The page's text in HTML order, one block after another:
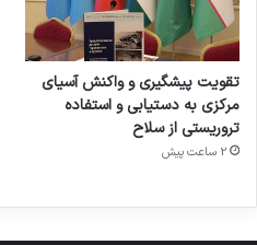
تقویت پیشگیری و واکنش آسیای
مرکزی به دستیابی و استفاده
تروریستی از سلاح
2 ساعت پیش